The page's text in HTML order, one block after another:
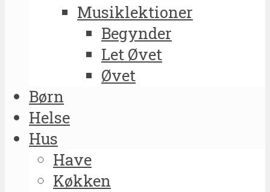
Musiklektioner
Begynder
Let Øvet
Øvet
Børn
Helse
Hus
Have
Køkken